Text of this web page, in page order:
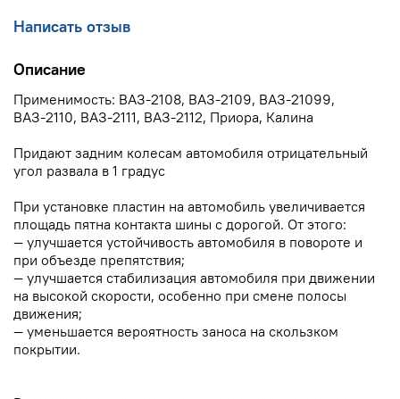
Написать отзыв
Описание
Применимость: ВАЗ-2108, ВАЗ-2109, ВАЗ-21099,
ВАЗ-2110, ВАЗ-2111, ВАЗ-2112, Приора, Калина
Придают задним колесам автомобиля отрицательный
угол развала в 1 градус
При установке пластин на автомобиль увеличивается
площадь пятна контакта шины с дорогой. От этого:
— улучшается устойчивость автомобиля в повороте и
при объезде препятствия;
— улучшается стабилизация автомобиля при движении
на высокой скорости, особенно при смене полосы
движения;
— уменьшается вероятность заноса на скользком
покрытии.